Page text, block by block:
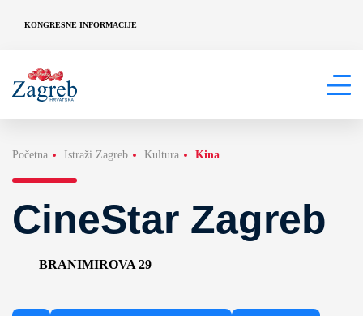
KONGRESNE INFORMACIJE
Početna Istraži Zagreb Kultura Kina
CineStar Zagreb
BRANIMIROVA 29